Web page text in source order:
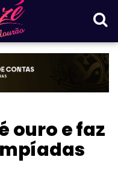
ouro e faz